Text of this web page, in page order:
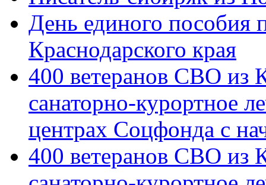
День единого пособия
Краснодарского края
400 ветеранов СВО из
санаторно-курортное
центрах Соцфонда с
400 ветеранов СВО из